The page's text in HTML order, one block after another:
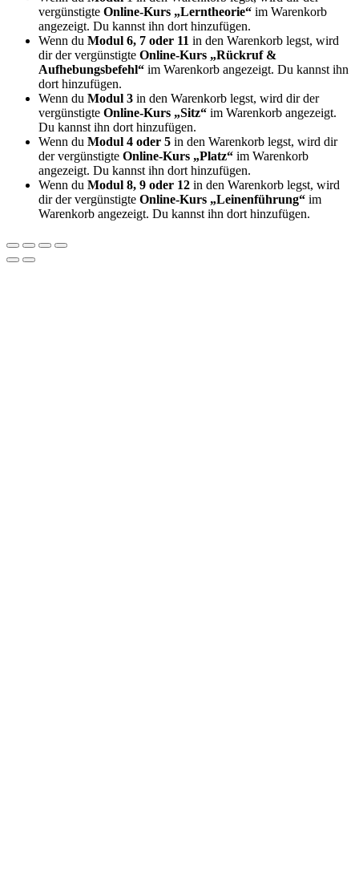
vergünstigte Online-Kurs „Lerntheorie“ im Warenkorb
angezeigt. Du kannst ihn dort hinzufügen.
Wenn du Modul 6, 7 oder 11 in den Warenkorb legst, wird
dir der vergünstigte Online-Kurs „Rückruf &
Aufhebungsbefehl“ im Warenkorb angezeigt. Du kannst ihn
dort hinzufügen.
Wenn du Modul 3 in den Warenkorb legst, wird dir der
vergünstigte Online-Kurs „Sitz“ im Warenkorb angezeigt.
Du kannst ihn dort hinzufügen.
Wenn du Modul 4 oder 5 in den Warenkorb legst, wird dir
der vergünstigte Online-Kurs „Platz“ im Warenkorb
angezeigt. Du kannst ihn dort hinzufügen.
Wenn du Modul 8, 9 oder 12 in den Warenkorb legst, wird
dir der vergünstigte Online-Kurs „Leinenführung“ im
Warenkorb angezeigt. Du kannst ihn dort hinzufügen.